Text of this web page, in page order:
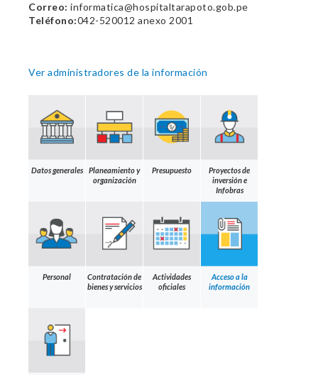
Correo: informatica@hospitaltarapoto.gob.pe
Teléfono:042-520012 anexo 2001
Ver administradores de la información
Datos generales
Planeamiento y
organización
Presupuesto
Proyectos de
inversión e
Infobras
Personal
Contratación de
bienes y servicios
Actividades
oficiales
Acceso a la
información